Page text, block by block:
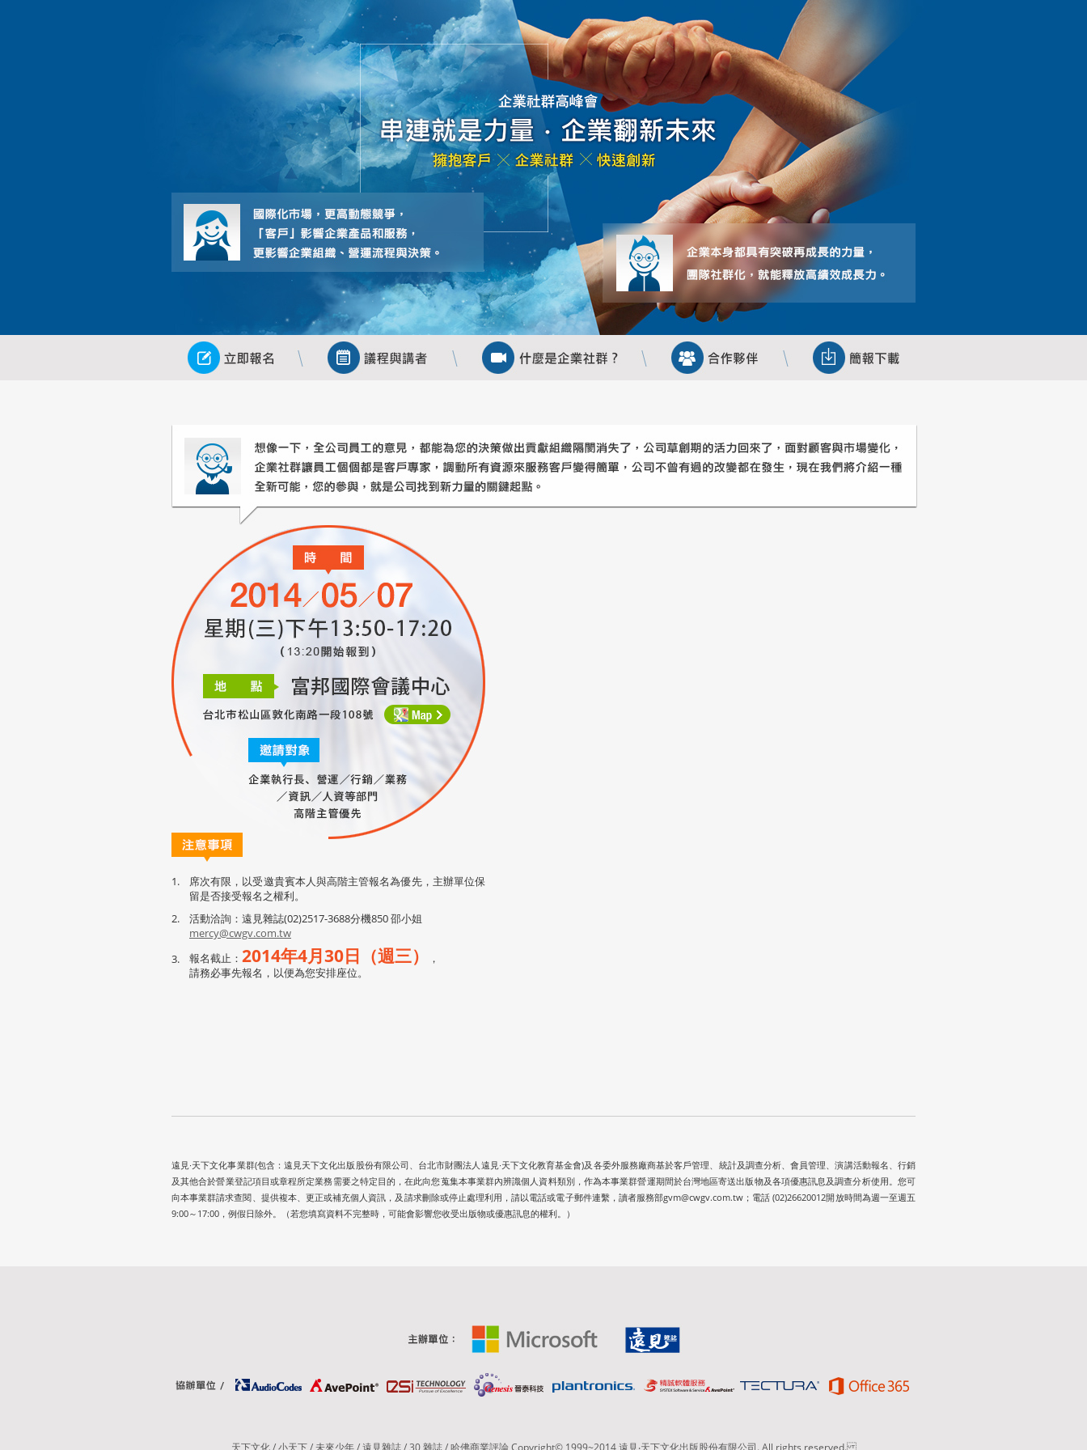
1.
席次有限，以受邀貴賓本人與高階主管報名為優先，主辦單位保
留是否接受報名之權利。
2.
活動洽詢：遠見雜誌(02)2517-3688分機850 邵小姐
mercy@cwgv.com.tw
3.
報名截止： 2014年4月30日（週三）
，
請務必事先報名，以便為您安排座位。
遠見∙天下文化事業群(包含：遠見天下文化出版股份有限公司、台北市財團法人遠見∙天下文化教育基金會)及各委外服務廠商基於客戶管理、統計及調查分析、會員管理、演講活動報名、行銷
及其他合於營業登記項目或章程所定業務需要之特定目的，在此向您蒐集本事業群內辨識個人資料類別，作為本事業群營運期間於台灣地區寄送出版物及各項優惠訊息及調查分析使用。您可
向本事業群請求查閱、提供複本、更正或補充個人資訊，及請求刪除或停止處理利用，請以電話或電子郵件連繫，讀者服務部gvm@cwgv.com.tw；電話 (02)26620012開放時間為週一至週五
9:00～17:00，例假日除外。（若您填寫資料不完整時，可能會影響您收受出版物或優惠訊息的權利。）
天下文化 / 小天下 / 未來少年 / 遠見雜誌 / 30 雜誌 / 哈佛商業評論 Copyright© 1999~2014 遠見‧天下文化出版股份有限公司. All rights reserved.